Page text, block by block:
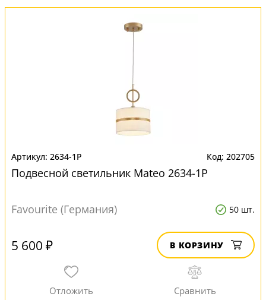
2634-1P 202705
Подвесной светильник Mateo 2634-1P
Favourite (Германия) 50 шт.
5 600 ₽ В КОРЗИНУ